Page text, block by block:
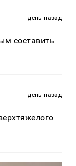
день назад
составить
день назад